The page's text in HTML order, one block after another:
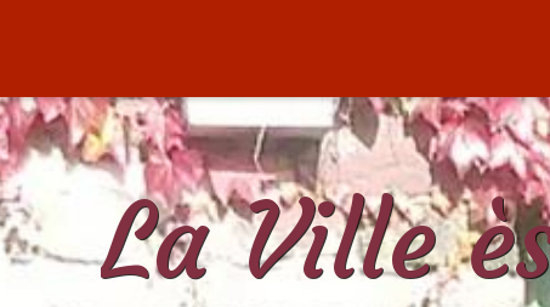
La Ville